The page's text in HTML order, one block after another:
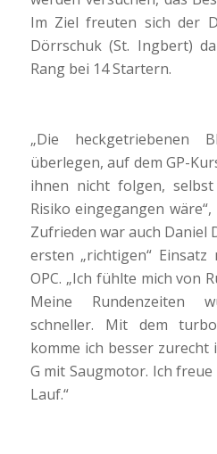
Im Ziel freuten sich der
Dörrschuk (St. Ingbert)
Rang bei 14 Startern.
„Die heckgetriebenen
überlegen, auf dem GP-
ihnen nicht folgen,
Risiko eingegangen
Zufrieden war auch Daniel
ersten „richtigen“
OPC. „Ich fühlte mich von
Meine Rundenzeiten
schneller. Mit dem
komme ich besser zurecht
G mit Saugmotor. Ich
Lauf.“